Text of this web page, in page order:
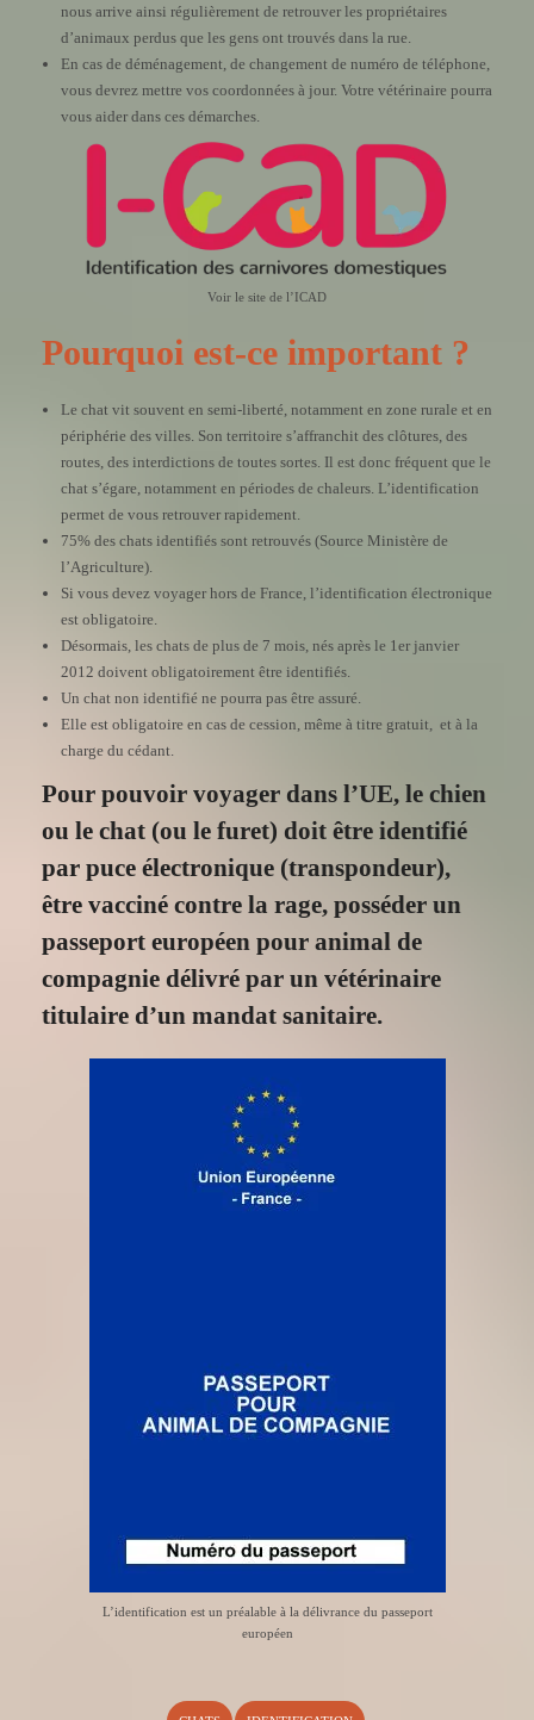
nous arrive ainsi régulièrement de retrouver les propriétaires
d’animaux perdus que les gens ont trouvés dans la rue.
En cas de déménagement, de changement de numéro de téléphone,
vous devrez mettre vos coordonnées à jour. Votre vétérinaire pourra
vous aider dans ces démarches.
Voir le site de l’ICAD
Pourquoi est-ce important ?
Le chat vit souvent en semi-liberté, notamment en zone rurale et en
périphérie des villes. Son territoire s’affranchit des clôtures, des
routes, des interdictions de toutes sortes. Il est donc fréquent que le
chat s’égare, notamment en périodes de chaleurs. L’identification
permet de vous retrouver rapidement.
75% des chats identifiés sont retrouvés (Source Ministère de
l’Agriculture).
Si vous devez voyager hors de France, l’identification électronique
est obligatoire.
Désormais, les chats de plus de 7 mois, nés après le 1er janvier
2012 doivent obligatoirement être identifiés.
Un chat non identifié ne pourra pas être assuré.
Elle est obligatoire en cas de cession, même à titre gratuit, et à la
charge du cédant.
Pour pouvoir voyager dans l’UE, le chien
ou le chat (ou le furet) doit être identifié
par puce électronique (transpondeur),
être vacciné contre la rage, posséder un
passeport européen pour animal de
compagnie délivré par un vétérinaire
titulaire d’un mandat sanitaire.
L’identification est un préalable à la délivrance du passeport
européen